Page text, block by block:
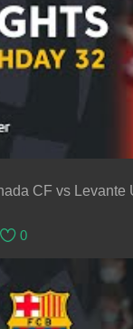
vs Levante UD (1-4)
0